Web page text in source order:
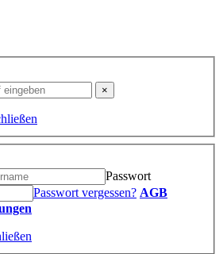
Passwort
Passwort vergessen? AGB